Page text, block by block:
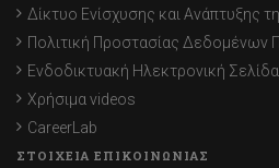
Δίκτυο Ενίσχυσης και Ανάπτυξης
Πολιτική Προστασίας Δεδομένων
Ενδοδικτυακή Ηλεκτρονική
Χρήσιμα videos
CareerLab
ΣΤΟΙΧΕΙΑ ΕΠΙΚΟΙΝΩΝΙΑΣ